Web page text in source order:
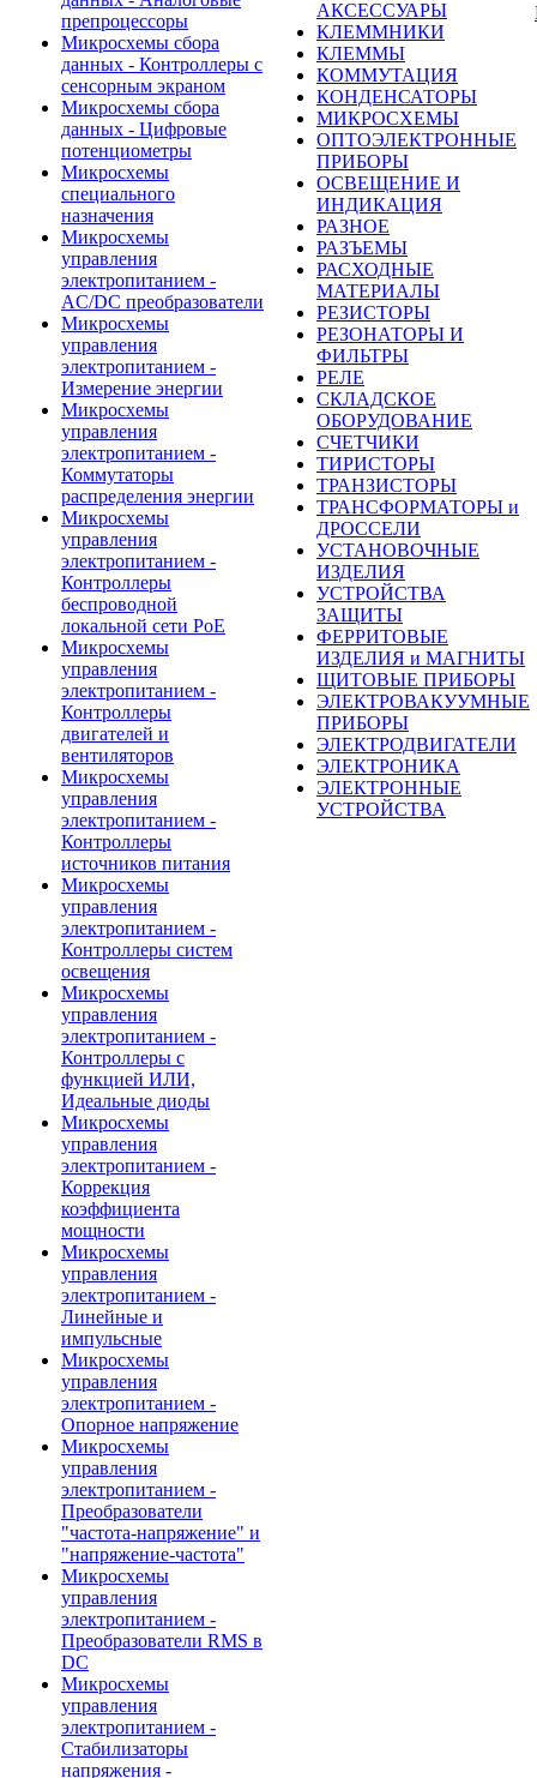
препроцессоры
Микросхемы сбора
данных - Контроллеры с
сенсорным экраном
Микросхемы сбора
данных - Цифровые
потенциометры
Микросхемы
специального
назначения
Микросхемы
управления
электропитанием -
AC/DC преобразователи
Микросхемы
управления
электропитанием -
Измерение энергии
Микросхемы
управления
электропитанием -
Коммутаторы
распределения энергии
Микросхемы
управления
электропитанием -
Контроллеры
беспроводной
локальной сети PoE
Микросхемы
управления
электропитанием -
Контроллеры
двигателей и
вентиляторов
Микросхемы
управления
электропитанием -
Контроллеры
источников питания
Микросхемы
управления
электропитанием -
Контроллеры систем
освещения
Микросхемы
управления
электропитанием -
Контроллеры с
функцией ИЛИ,
Идеальные диоды
Микросхемы
управления
электропитанием -
Коррекция
коэффициента
мощности
Микросхемы
управления
электропитанием -
Линейные и
импульсные
Микросхемы
управления
электропитанием -
Опорное напряжение
Микросхемы
управления
электропитанием -
Преобразователи
"частота-напряжение" и
"напряжение-частота"
Микросхемы
управления
электропитанием -
Преобразователи RMS в
DC
Микросхемы
управления
электропитанием -
Стабилизаторы
напряжения -
АКСЕССУАРЫ
КЛЕММНИКИ
КЛЕММЫ
КОММУТАЦИЯ
КОНДЕНСАТОРЫ
МИКРОСХЕМЫ
ОПТОЭЛЕКТРОННЫЕ
ПРИБОРЫ
ОСВЕЩЕНИЕ И
ИНДИКАЦИЯ
РАЗНОЕ
РАЗЪЕМЫ
РАСХОДНЫЕ
МАТЕРИАЛЫ
РЕЗИСТОРЫ
РЕЗОНАТОРЫ И
ФИЛЬТРЫ
РЕЛЕ
СКЛАДСКОЕ
ОБОРУДОВАНИЕ
СЧЕТЧИКИ
ТИРИСТОРЫ
ТРАНЗИСТОРЫ
ТРАНСФОРМАТОРЫ и
ДРОССЕЛИ
УСТАНОВОЧНЫЕ
ИЗДЕЛИЯ
УСТРОЙСТВА
ЗАЩИТЫ
ФЕРРИТОВЫЕ
ИЗДЕЛИЯ и МАГНИТЫ
ЩИТОВЫЕ ПРИБОРЫ
ЭЛЕКТРОВАКУУМНЫЕ
ПРИБОРЫ
ЭЛЕКТРОДВИГАТЕЛИ
ЭЛЕКТРОНИКА
ЭЛЕКТРОННЫЕ
УСТРОЙСТВА